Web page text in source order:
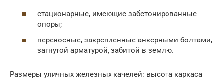
стационарные, имеющие забетонированные
опоры;
переносные, закрепленные анкерными болтами,
загнутой арматурой, забитой в землю.
Размеры уличных железных качелей: высота каркаса